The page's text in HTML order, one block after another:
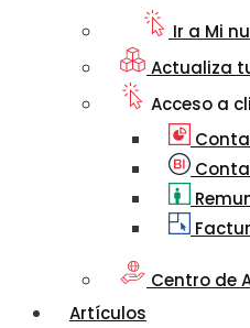
Ir a Mi
Actualiza
Acceso a
Centro de
Artículos